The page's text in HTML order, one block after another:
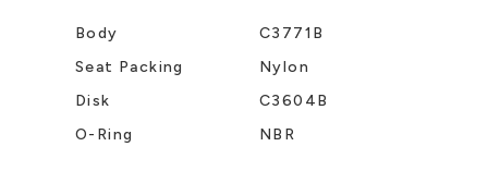
Body
C3771B
Seat Packing
Nylon
Disk
C3604B
O-Ring
NBR